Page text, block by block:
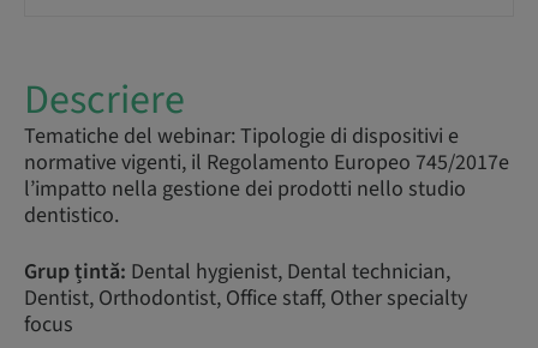
Descriere
Tematiche del webinar: Tipologie di dispositivi e
normative vigenti, il Regolamento Europeo 745/2017e
l’impatto nella gestione dei prodotti nello studio
dentistico.
Grup țintă: Dental hygienist, Dental technician,
Dentist, Orthodontist, Office staff, Other specialty
focus